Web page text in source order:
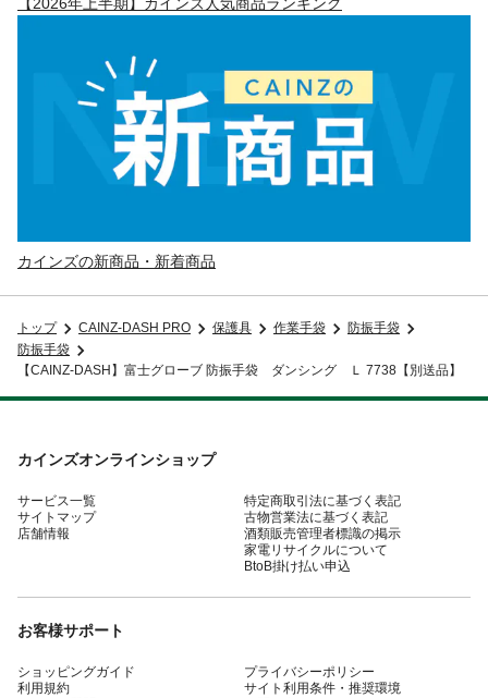
カインズの新商品・新着商品
トップ CAINZ-DASH PRO 保護具 作業手袋
防振手袋
防振手袋
【CAINZ-DASH】富士グローブ 防振手袋 ダンシング Ｌ 7738【別送品】
カインズオンラインショップ
サービス一覧
サイトマップ
店舗情報
特定商取引法に基づく表記
古物営業法に基づく表記
酒類販売管理者標識の掲示
家電リサイクルについて
BtoB掛け払い申込
お客様サポート
ショッピングガイド
利用規約
プライバシーポリシー
サイト利用条件・推奨環境